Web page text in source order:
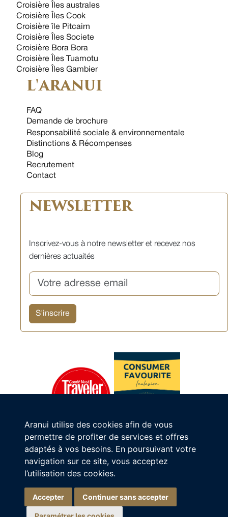
Aranui utilise des cookies afin de vous
permettre de profiter de services et offres
adaptés à vos besoins. En poursuivant votre
navigation sur ce site, vous acceptez
l’utilisation des cookies.
Accepter Continuer sans accepter
Croisière Îles australes
Croisière Îles Cook
Croisière île Pitcairn
Croisière Îles Societe
Croisière Bora Bora
Croisière Îles Tuamotu
Croisière Îles Gambier
L'ARANUI
FAQ
Demande de brochure
Responsabilité sociale & environnementale
Distinctions & Récompenses
Blog
Recrutement
Contact
NEWSLETTER
Inscrivez-vous à notre newsletter et recevez nos
dernières actuaités
Ia ora na, je suis l'assistant virtuel Aranui